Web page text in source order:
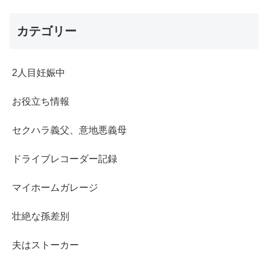
カテゴリー
2人目妊娠中
お役立ち情報
セクハラ義父、意地悪義母
ドライブレコーダー記録
マイホームガレージ
壮絶な孫差別
夫はストーカー